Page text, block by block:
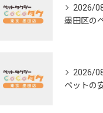
2026/
2026/